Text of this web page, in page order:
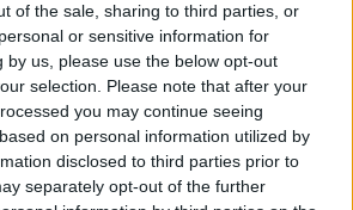
of the sale, sharing to third parties, or
or sensitive information for
by us, please use the below opt-out
selection. Please note that after your
you may continue seeing
on personal information utilized by
disclosed to third parties prior to
separately opt-out of the further